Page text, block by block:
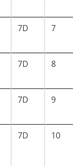
7D 7
7D 8
7D 9
7D 10